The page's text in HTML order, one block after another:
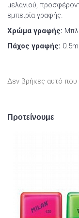
μελανιού,
εμπειρία γραφής.
Χρώμα γραφής:
Πάχος γραφής:
Δεν βρήκες αυτό που
Προτείνουμε